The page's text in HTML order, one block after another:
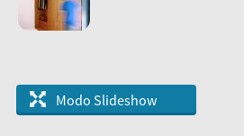
Modo Slideshow